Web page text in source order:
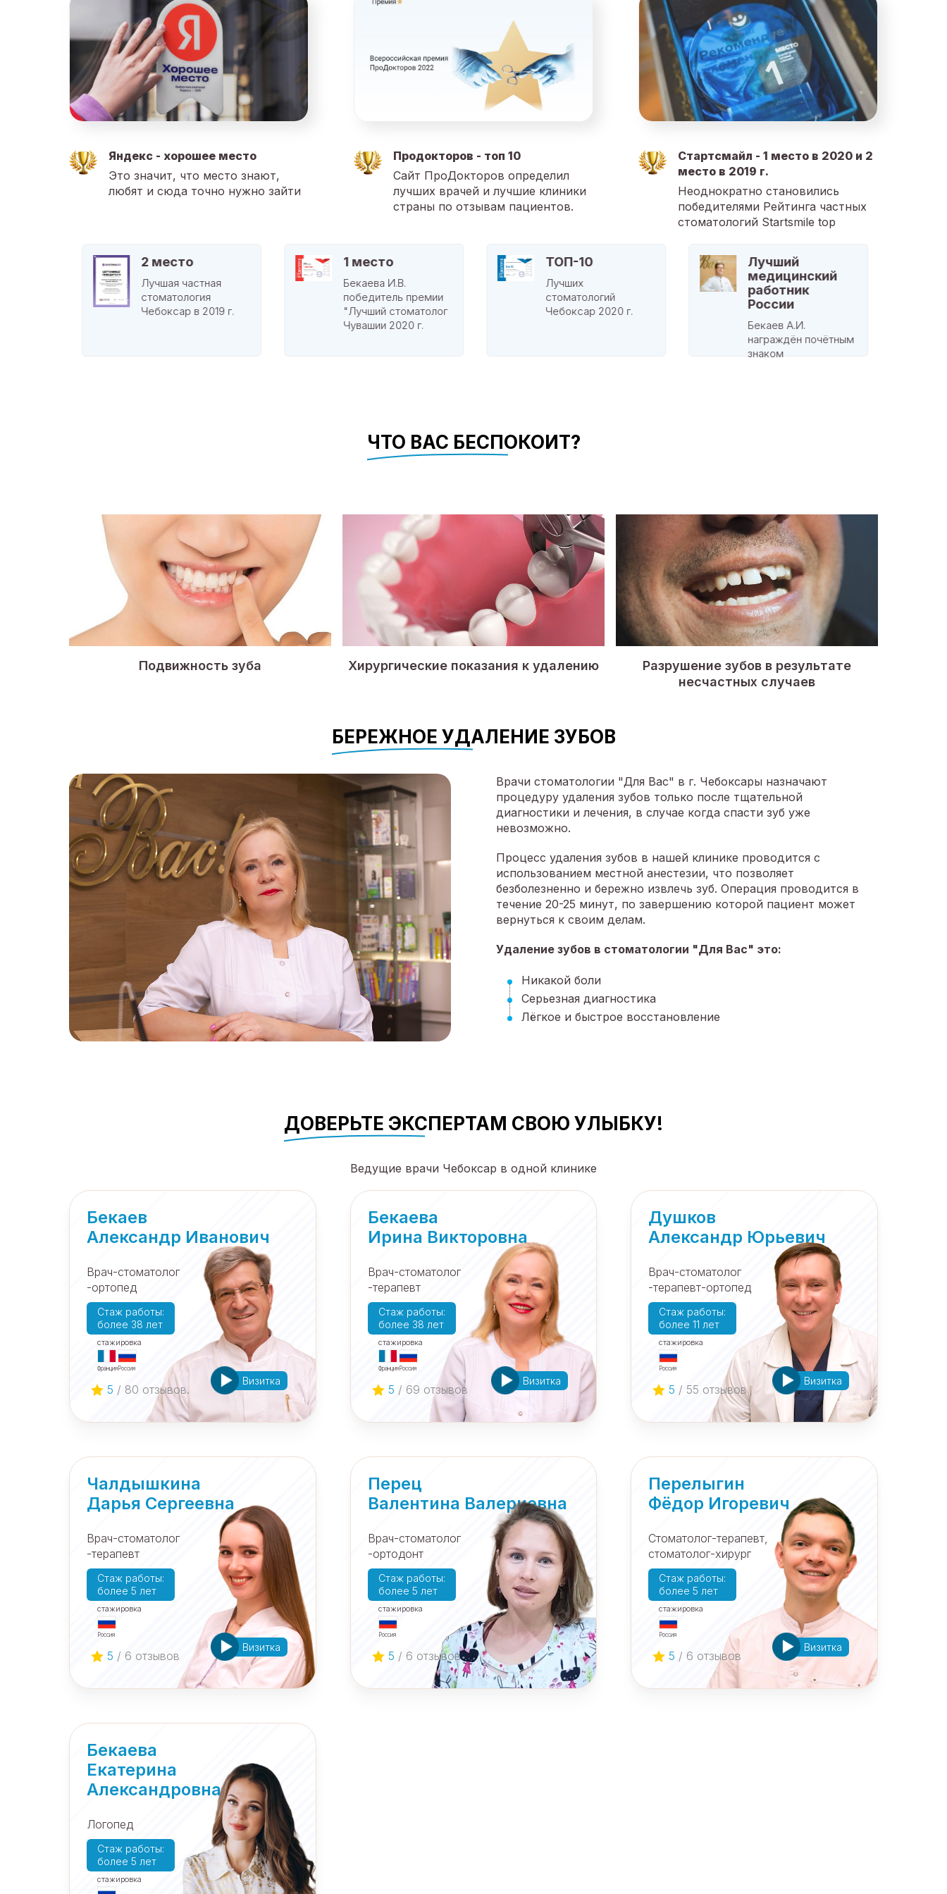
Яндекс - хорошее место
Это значит, что место знают,
любят и сюда точно нужно зайти
Продокторов - топ 10
Сайт ПроДокторов определил
лучших врачей и лучшие клиники
страны по отзывам пациентов.
Стартсмайл - 1 место в 2020 и 2
место в 2019 г.
Неоднократно становились
победителями Рейтинга частных
стоматологий Startsmile top
2 место
Лучшая частная
стоматология
Чебоксар в 2019 г.
1 место
Бекаева И.В.
победитель премии
"Лучший стоматолог
Чувашии 2020 г.
ТОП-10
Лучших
стоматологий
Чебоксар 2020 г.
Лучший
медицинский
работник
России
Бекаев А.И.
награждён почётным
знаком
ЧТО ВАС БЕСПОКОИТ?
Подвижность зуба Хирургические показания к удалению
Разрушение зубов в результате
несчастных случаев
БЕРЕЖНОЕ УДАЛЕНИЕ ЗУБОВ
Врачи стоматологии "Для Вас" в г. Чебоксары назначают
процедуру удаления зубов только после тщательной
диагностики и лечения, в случае когда спасти зуб уже
невозможно.
Процесс удаления зубов в нашей клинике проводится с
использованием местной анестезии, что позволяет
безболезненно и бережно извлечь зуб. Операция проводится в
течение 20-25 минут, по завершению которой пациент может
вернуться к своим делам.
Удаление зубов в стоматологии "Для Вас" это:
Никакой боли
Серьезная диагностика
Лёгкое и быстрое восстановление
ДОВЕРЬТЕ ЭКСПЕРТАМ СВОЮ УЛЫБКУ!
Ведущие врачи Чебоксар в одной клинике
Бекаев
Александр Иванович
Врач-стоматолог
-ортопед
Cтаж работы:
более 38 лет
cтажировка
ФранцияРоссия
Визитка
5 / 80 отзывов.
Бекаева
Ирина Викторовна
Врач-стоматолог
-терапевт
Cтаж работы:
более 38 лет
cтажировка
ФранцияРоссия
Визитка
5 / 69 отзывов
Душков
Александр Юрьевич
Врач-стоматолог
-терапевт-ортопед
Cтаж работы:
более 11 лет
cтажировка
Россия
Визитка
5 / 55 отзывов
Чалдышкина
Дарья Сергеевна
Врач-стоматолог
-терапевт
Cтаж работы:
более 5 лет
cтажировка
Россия
Визитка
5 / 6 отзывов
Перец
Валентина Валериевна
Врач-стоматолог
-ортодонт
Cтаж работы:
более 5 лет
cтажировка
Россия
5 / 6 отзывов
Перелыгин
Фёдор Игоревич
Cтоматолог-терапевт,
стоматолог-хирург
Cтаж работы:
более 5 лет
cтажировка
Россия
Визитка
5 / 6 отзывов
Бекаева
Екатерина
Александровна
Логопед
Cтаж работы:
более 5 лет
cтажировка